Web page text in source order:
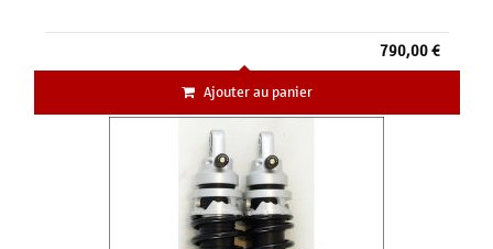
790,00 €
Ajouter au panier